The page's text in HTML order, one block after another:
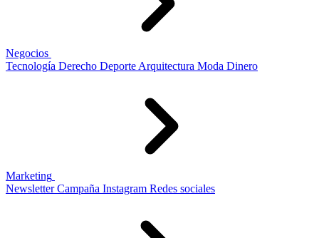
Negocios
Tecnología Derecho Deporte Arquitectura Moda Dinero
Marketing
Newsletter Campaña Instagram Redes sociales